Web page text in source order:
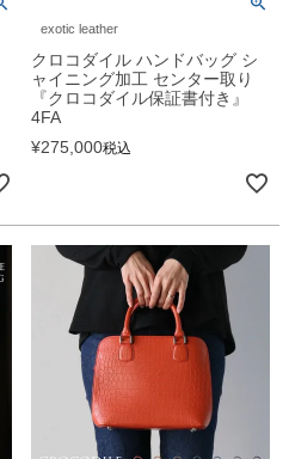
exotic leather
クロコダイル ハンドバッグ シ
ャイニング加工 センター取り
『クロコダイル保証書付き』
4FA
¥275,000税込